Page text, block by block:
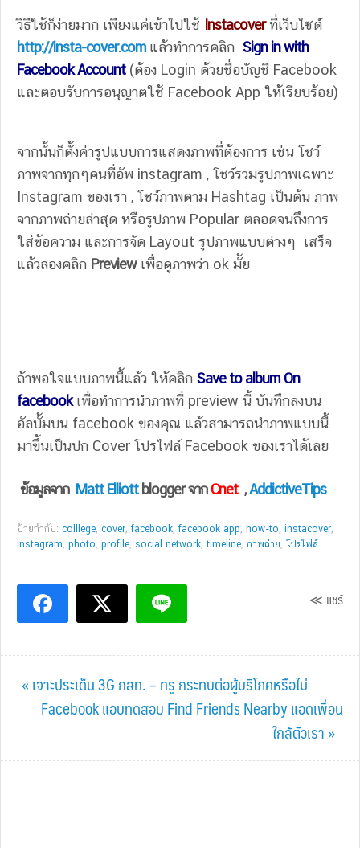
วิธีใช้ก็ง่ายมาก เพียงแค่เข้าไปใช้ Instacoverที่เว็บไซต์
http://insta-cover.com แล้วทำการคลิก Sign in with
Facebook Account (ต้อง Login ด้วยชื่อบัญชี Facebook
และตอบรับการอนุญาตใช้ Facebook App ให้เรียบร้อย)
จากนั้นก็ตั้งค่ารูปแบบการแสดงภาพที่ต้องการ เช่น โชว์
ภาพจากทุกๆคนที่อัพ instagram , โชว์รวมรูปภาพเฉพาะ
Instagram ของเรา , โชว์ภาพตาม Hashtag เป็นต้น ภาพ
จากภาพถ่ายล่าสุด หรือรูปภาพ Popular ตลอดจนถึงการ
ใส่ข้อความ และการจัด Layout รูปภาพแบบต่างๆ เสร็จ
แล้วลองคลิก Previewเพื่อดูภาพว่า ok มั้ย
ถ้าพอใจแบบภาพนี้แล้ว ให้คลิก Save to album On
facebookเพื่อทำการนำภาพที่ preview นี้ บันทึกลงบน
อัลบั้มบน facebook ของคุณ แล้วสามารถนำภาพแบบนี้
มาขึ้นเป็นปก Cover โปรไฟล์ Facebook ของเราได้เลย
ข้อมูลจาก Matt Elliottblogger จากCnet,AddictiveTips
ป้ายกำกับ: colllege, cover,facebook,facebook app, how-to, instacover,
instagram, photo, profile, social network,timeline, ภาพถ่าย, โปรไฟล์
≪ แชร์
Previous
Post:
« เจาะประเด็น 3G กสท. – ทรู กระทบต่อผู้บริโภคหรือไม่
Next
Facebook แอบทดสอบ Find Friends Nearby แอดเพื่อน
ใกล้ตัวเรา »